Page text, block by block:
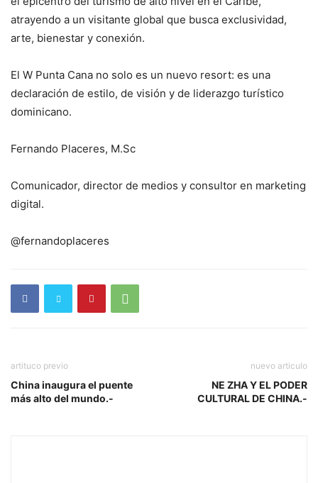
atrayendo a un visitante global que busca exclusividad,
arte, bienestar y conexión.
El W Punta Cana no solo es un nuevo resort: es una
declaración de estilo, de visión y de liderazgo turístico
dominicano.
Fernando Placeres, M.Sc
Comunicador, director de medios y consultor en marketing
digital.
@fernandoplaceres
artituco previo
China inaugura el puente
más alto del mundo.-
nuevo articulo
NE ZHA Y EL PODER
CULTURAL DE CHINA.-